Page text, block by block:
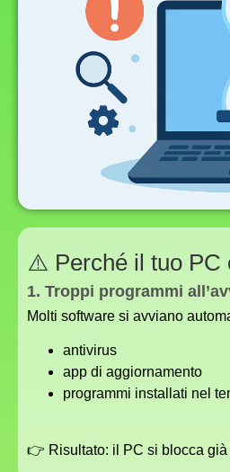
⚠️ Perché il tuo PC
1. Troppi programmi
Molti software si avviano
antivirus
app di aggiornamento
programmi installati nel
👉 Risultato: il PC si blocca già